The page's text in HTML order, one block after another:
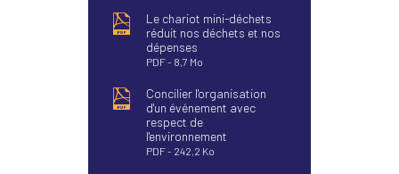
Le chariot mini-déchets
réduit nos déchets et nos
dépenses
PDF 8,7 Mo
Concilier l'organisation
d'un événement avec
respect de
l'environnement
PDF 242,2 Ko